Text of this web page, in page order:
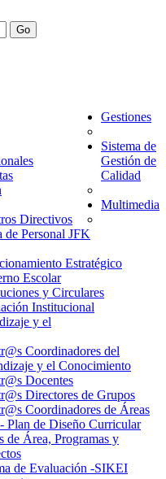
Go
Gestiones
Directivos
de Personal JFK
Estratégico
Escolar
y Circulares
Institucional
y el
Coordinadores del
y el Conocimiento
Docentes
Directores de Grupos
Coordinadores de Áreas
Plan de Diseño Curricular
de Área, Programas y
de Evaluación -SIKEI
Sistema de
Gestión de
Calidad
Multimedia